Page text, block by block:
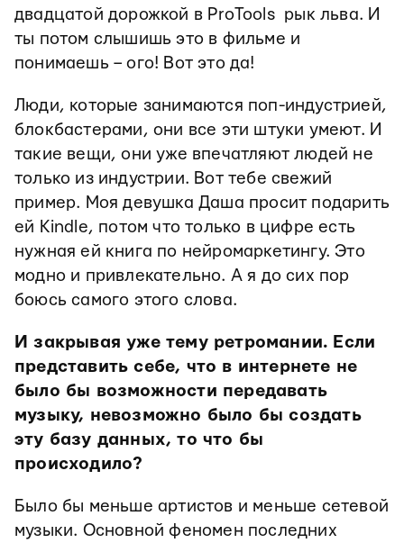
двадцатой дорожкой в ProTools рык льва. И
ты потом слышишь это в фильме и
понимаешь – ого! Вот это да!
Люди, которые занимаются поп-индустрией,
блокбастерами, они все эти штуки умеют. И
такие вещи, они уже впечатляют людей не
только из индустрии. Вот тебе свежий
пример. Моя девушка Даша просит подарить
ей Kindle, потом что только в цифре есть
нужная ей книга по нейромаркетингу. Это
модно и привлекательно. А я до сих пор
боюсь самого этого слова.
И закрывая уже тему ретромании. Если
представить себе, что в интернете не
было бы возможности передавать
музыку, невозможно было бы создать
эту базу данных, то что бы
происходило?
Было бы меньше артистов и меньше сетевой
музыки. Основной феномен последних